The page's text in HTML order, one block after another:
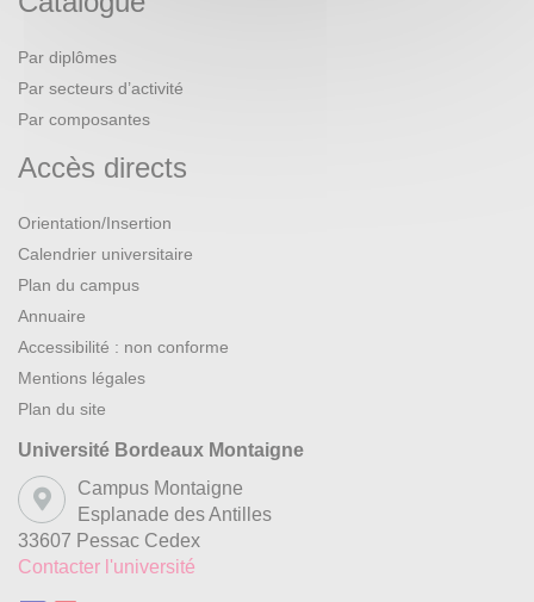
Par diplômes
Par secteurs d’activité
Par composantes
Accès directs
Orientation/Insertion
Calendrier universitaire
Plan du campus
Annuaire
Accessibilité : non conforme
Mentions légales
Plan du site
Université Bordeaux Montaigne
Campus Montaigne
Esplanade des Antilles
33607 Pessac Cedex
Contacter l'université